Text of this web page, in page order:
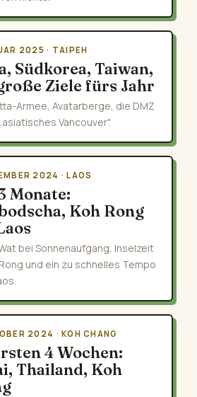
2025 · TAIPEH
Südkorea, Taiwan,
Ziele fürs Jahr
Armee, Avatarberge, die DMZ
Vancouver".
2024 · LAOS
Monate:
Koh Rong
bei Sonnenaufgang, Inselzeit
und ein zu schnelles Tempo
2024 · KOH CHANG
4 Wochen:
Thailand, Koh